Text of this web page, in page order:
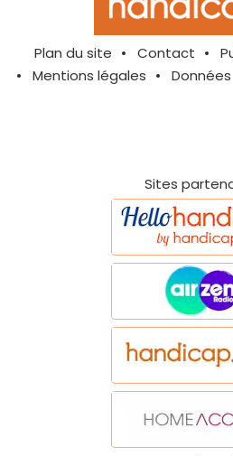
Plan du site Contact
Mentions légales
Données
Sites